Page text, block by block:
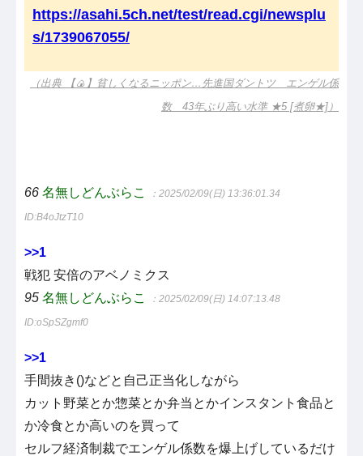
https://asahi.5ch.net/test/read.cgi/newsplu
s/1739067055/
（出典 【🍙】貧しくなるニッポン…先進国ダントツ エンゲル係
数 43年ぶり高い水準 ★5 [煮卵★]）
66 名無しどんぶらこ ：2025/02/09(日) 13:36:01.34
ID:B4oJtzT10
>>1
戦犯 安倍のアベノミクス
95 名無しどんぶらこ ：2025/02/09(日) 14:07:13.48
ID:oSpSZgmf0
>>1
手間抜き()などと自己正当化しながら
カット野菜とか惣菜とか弁当とかインスタント食品と
か冷食とか高いのを買って
セルフ経済制裁でエンゲル係数を爆上げしているだけ